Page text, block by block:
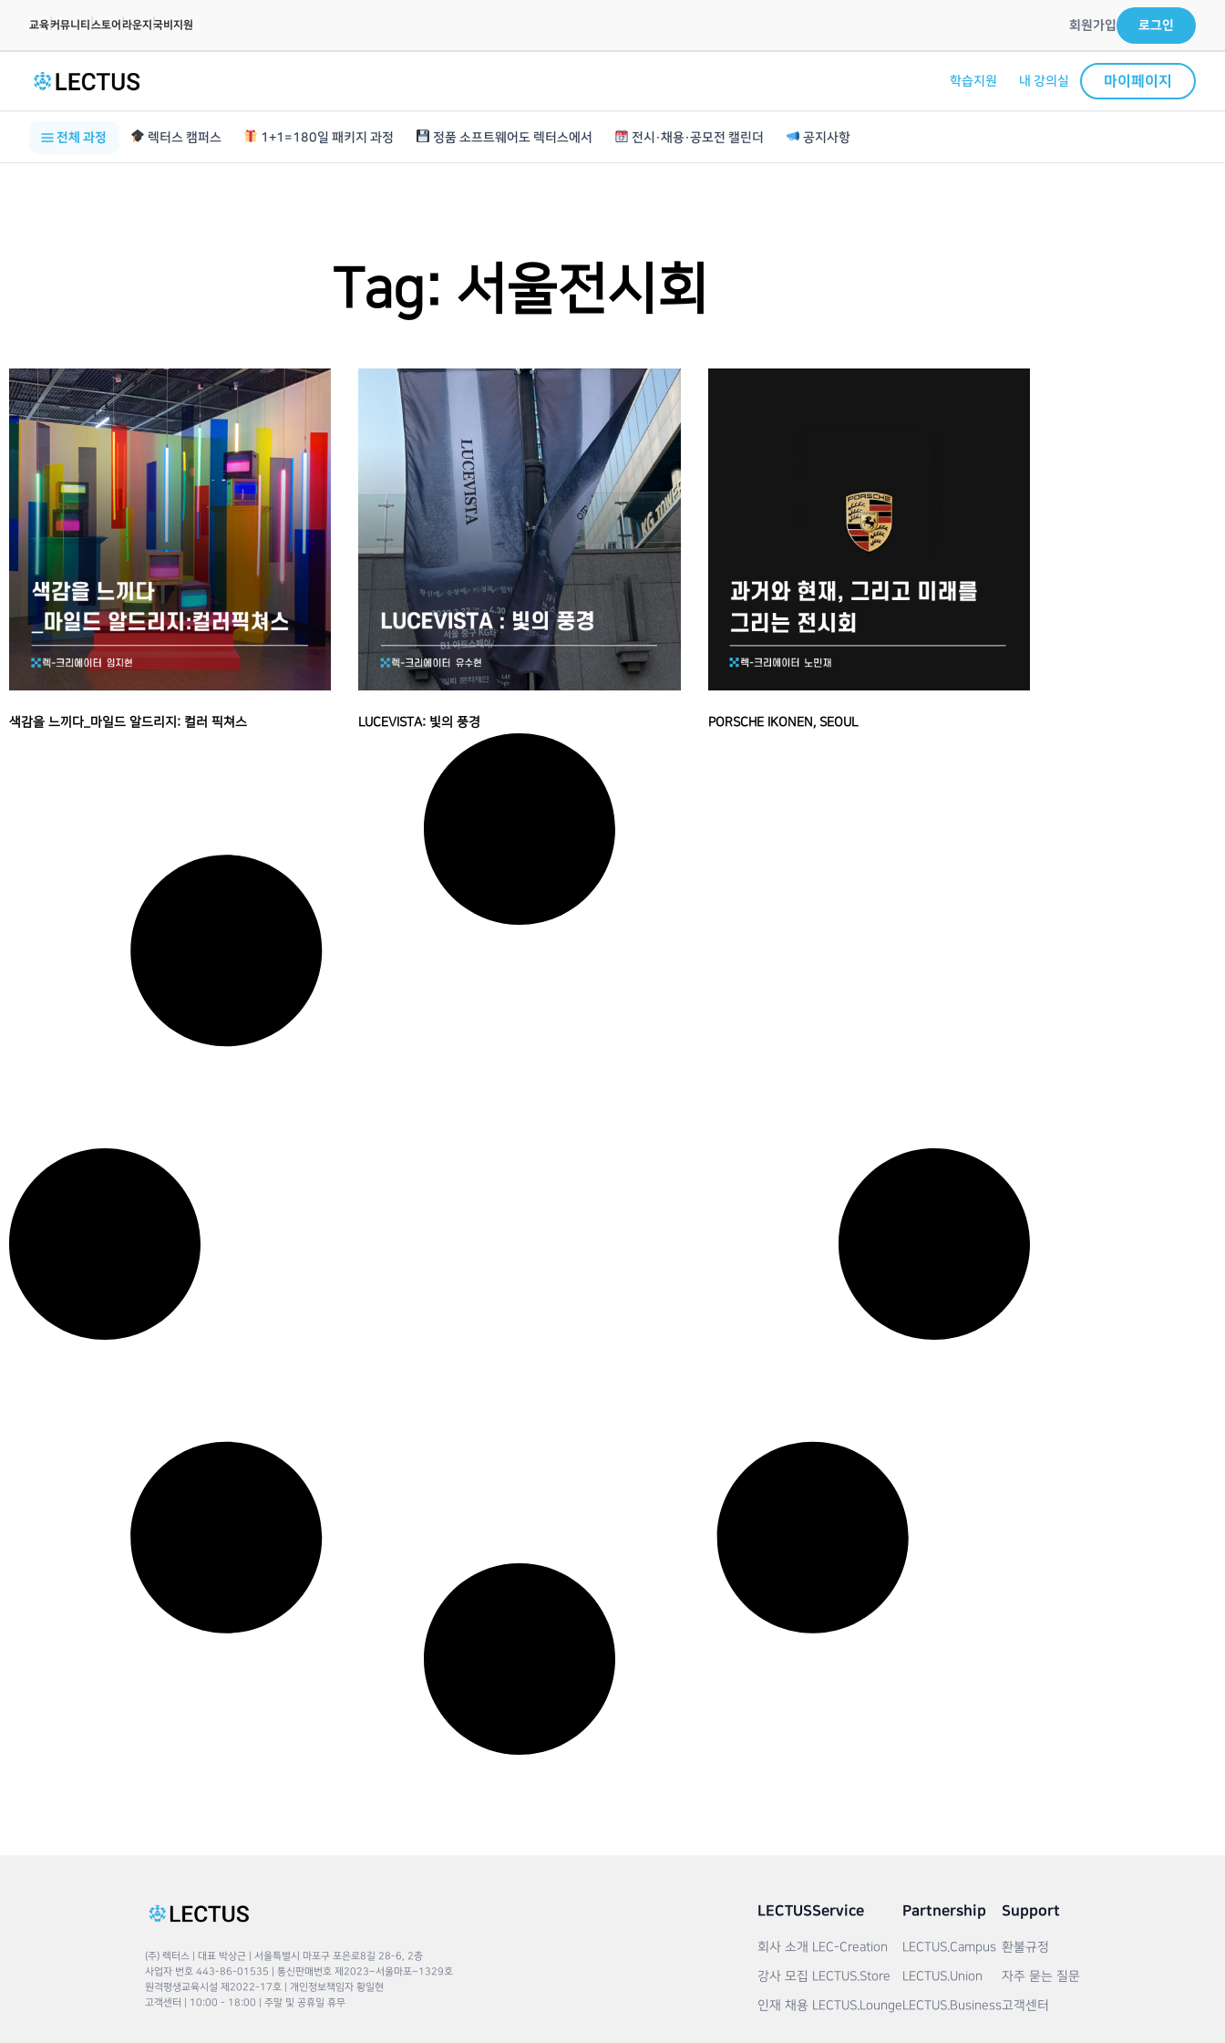
교육|커뮤니티 |스토어 |라운지 |국비지원 회원가입 로그인
학습지원 내 강의실 마이페이지
전체 과정 렉터스 캠퍼스 1+1=180일 패키지 과정 정품 소프트웨어도 렉터스에서 전시·채용·공모전 캘린더 공지사항
Tag: 서울전시회
색감을 느끼다_마일드 알드리지: 컬러 픽쳐스 LUCEVISTA: 빛의 풍경 PORSCHE IKONEN, SEOUL
(주) 렉터스 | 대표 박상근 | 서울특별시 마포구 포은로8길 28-6, 2층
사업자 번호 443-86-01535 | 통신판매번호 제2023–서울마포–1329호
원격평생교육시설 제2022-17호 | 개인정보책임자 황일현
고객센터 | 10:00 - 18:00 | 주말 및 공휴일 휴무
LECTUS
회사 소개
강사 모집
인재 채용
Service
LEC-Creation
LECTUS.Store
LECTUS.Lounge
Partnership
LECTUS.Campus
LECTUS.Union
LECTUS.Business
Support
환불규정
자주 묻는 질문
고객센터